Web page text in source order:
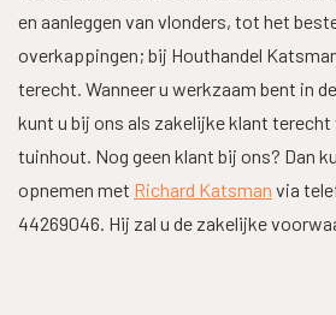
en aanleggen van vlonders, tot het
overkappingen; bij Houthandel
terecht. Wanneer u werkzaam bent in
kunt u bij ons als zakelijke klant terecht
tuinhout. Nog geen klant bij ons? Dan
opnemen met Richard Katsman via
44269046. Hij zal u de zakelijke